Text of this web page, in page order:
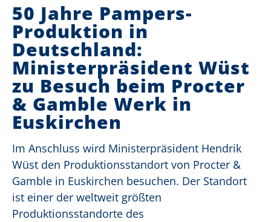
50 Jahre Pampers-
Produktion in
Deutschland:
Ministerpräsident Wüst
zu Besuch beim Procter
& Gamble Werk in
Euskirchen
Im Anschluss wird Ministerpräsident Hendrik
Wüst den Produktionsstandort von Procter &
Gamble in Euskirchen besuchen. Der Standort
ist einer der weltweit größten
Produktionsstandorte des